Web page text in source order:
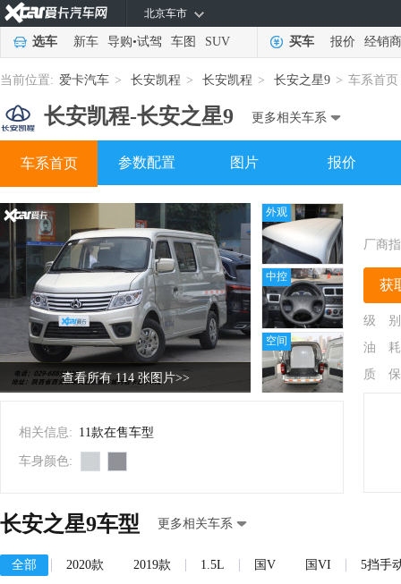
北京车市
选车 新车 导购•试驾 车图 SUV 买车 报价 经销商
当前位置: 爱卡汽车 > 长安凯程 > 长安凯程 > 长安之星9 > 车系首页
长安凯程-长安之星9 更多相关车系
车系首页 参数配置 图片 报价
查看所有 114 张图片>>
外观
中控
空间
相关信息: 11款在售车型
车身颜色:
厂商
获
级 别
油 耗
质 保
长安之星9车型 更多相关车系
全部 2020款 2019款 1.5L 国V 国VI 5挡手